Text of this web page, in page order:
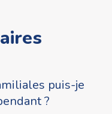
puis-je
?